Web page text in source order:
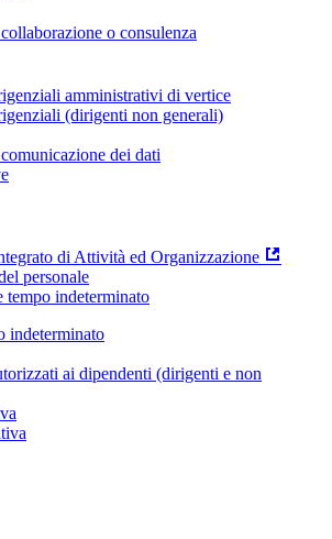
o consulenza
amministrativi di vertice
(dirigenti non generali)
dei dati
di Attività ed Organizzazione
personale
tempo indeterminato
indeterminato
ai dipendenti (dirigenti e non